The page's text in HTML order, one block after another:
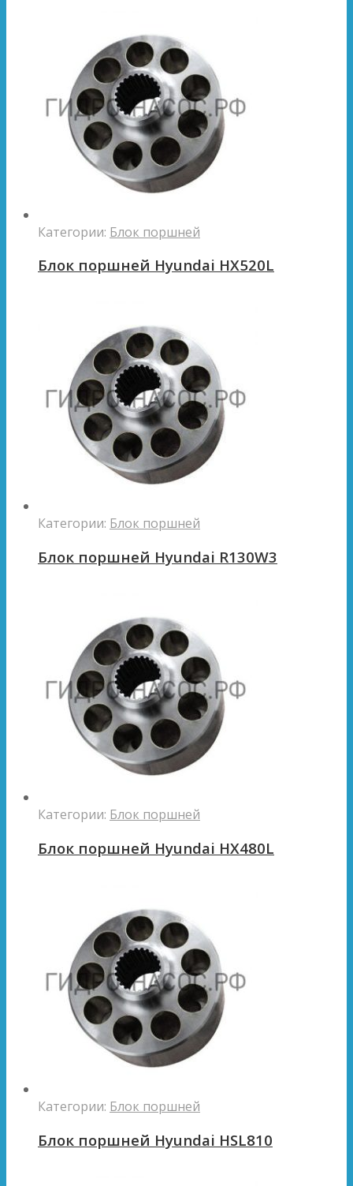
Категории: Блок поршней
Блок поршней Hyundai HX520L
Категории: Блок поршней
Блок поршней Hyundai R130W3
Категории: Блок поршней
Блок поршней Hyundai HX480L
Категории: Блок поршней
Блок поршней Hyundai HSL810